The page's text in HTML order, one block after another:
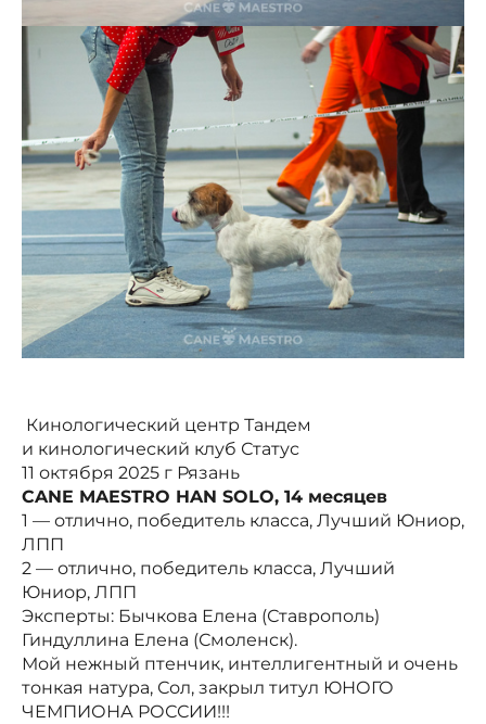
Кинологический центр Тандем
и кинологический клуб Статус
11 октября 2025 г Рязань
CANE MAESTRO HAN SOLO, 14 месяцев
1 — отлично, победитель класса, Лучший Юниор,
ЛПП
2 — отлично, победитель класса, Лучший
Юниор, ЛПП
Эксперты: Бычкова Елена (Ставрополь)
Гиндуллина Елена (Смоленск).
Мой нежный птенчик, интеллигентный и очень
тонкая натура, Сол, закрыл титул ЮНОГО
ЧЕМПИОНА РОССИИ!!!